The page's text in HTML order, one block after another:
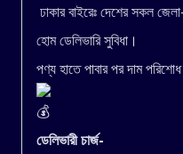
ঢাকার বাইরেঃ দেশের সকল
হোম ডেলিভারি সুবিধা।
পণ্য হাতে পাবার পর দাম
ডেলিভারী চার্জ-